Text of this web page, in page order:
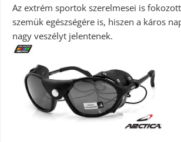
Az extrém sportok szerelmesei is
szemük egészségére is, hiszen a káros
nagy veszélyt jelentenek.